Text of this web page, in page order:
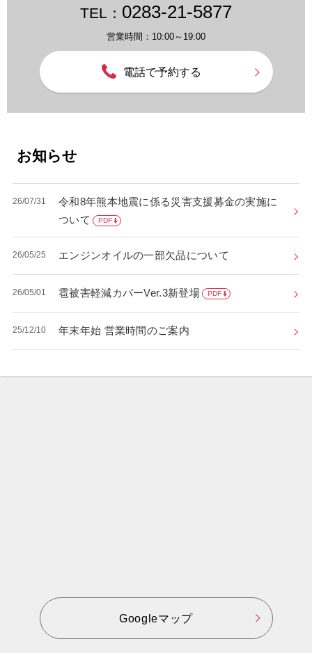
TEL： 0283-21-5877
営業時間：10:00～19:00
電話で予約する
お知らせ
26/07/31
令和8年熊本地震に係る災害支援募金の実施に
ついて
PDF
26/05/25 エンジンオイルの一部欠品について
26/05/01 雹被害軽減カバーVer.3新登場 PDF
25/12/10 年末年始 営業時間のご案内
Googleマップ